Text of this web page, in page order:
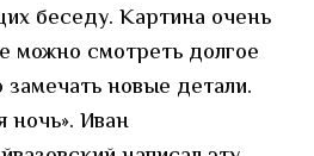
беседу. Картина очень
можно смотреть долгое
новые детали.
ночь». Иван